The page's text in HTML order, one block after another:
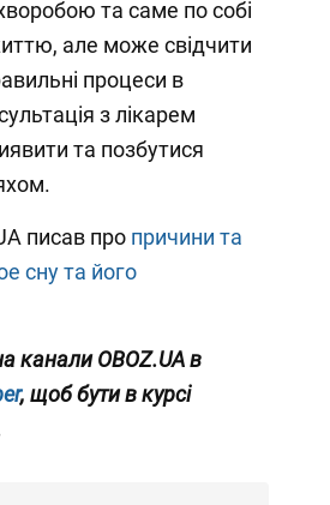
та саме по собі
але може свідчити
процеси в
з лікарем
та позбутися
писав про причини та
сну та його
канали OBOZ.UA в
, щоб бути в курсі